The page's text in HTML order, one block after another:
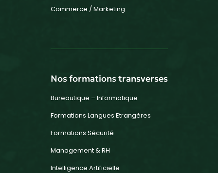
Commerce / Marketing
Nos formations transverses
Bureautique – Informatique
Formations Langues Etrangères
Formations Sécurité
Management & RH
Intelligence Artificielle